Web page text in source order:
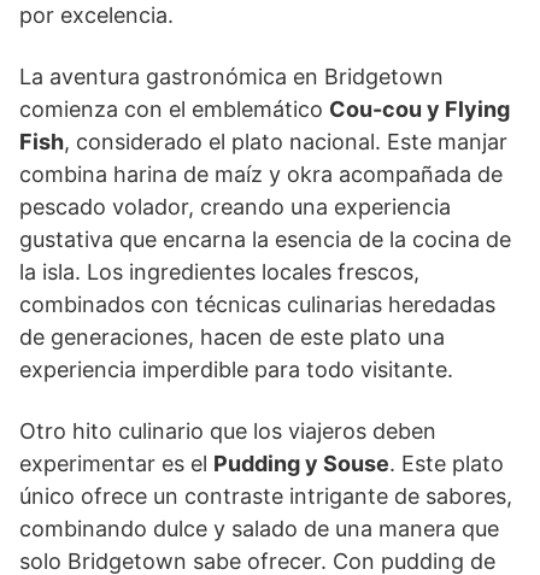
por excelencia.
La aventura gastronómica en Bridgetown
comienza con el emblemático Cou-cou y Flying
Fish, considerado el plato nacional. Este manjar
combina harina de maíz y okra acompañada de
pescado volador, creando una experiencia
gustativa que encarna la esencia de la cocina de
la isla. Los ingredientes locales frescos,
combinados con técnicas culinarias heredadas
de generaciones, hacen de este plato una
experiencia imperdible para todo visitante.
Otro hito culinario que los viajeros deben
experimentar es el Pudding y Souse. Este plato
único ofrece un contraste intrigante de sabores,
combinando dulce y salado de una manera que
solo Bridgetown sabe ofrecer. Con pudding de